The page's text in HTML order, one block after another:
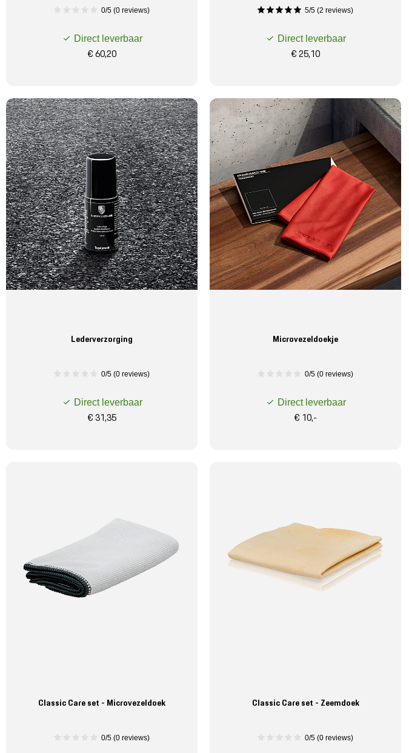
0/5 (0 reviews)
Direct leverbaar
€ 60,20
5/5 (2 reviews)
Direct leverbaar
€ 25,10
Lederverzorging
0/5 (0 reviews)
Direct leverbaar
€ 31,35
Microvezeldoekje
0/5 (0 reviews)
Direct leverbaar
€ 10,-
Classic Care set - Microvezeldoek
0/5 (0 reviews)
Classic Care set - Zeemdoek
0/5 (0 reviews)